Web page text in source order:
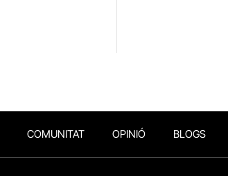
COMUNITAT OPINIÓ BLOGS